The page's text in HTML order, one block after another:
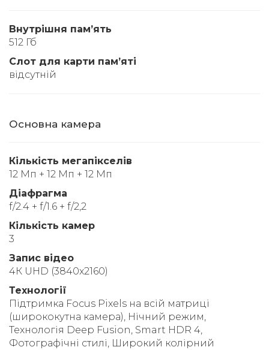
Внутрішня памʼять
512 Гб
Слот для карти памʼяті
відсутній
Основна камера
Кількість мегапікселів
12 Мп + 12 Мп + 12 Мп
Діафрагма
f/2.4 + f/1.6 + f/2,2
Кількість камер
3
Запис відео
4К UHD (3840x2160)
Технології
Підтримка Focus Pixels на всій матриці
(ширококутна камера), Нічний режим,
Технологія Deep Fusion, Smart HDR 4,
Фотографічні стилі, Широкий колірний